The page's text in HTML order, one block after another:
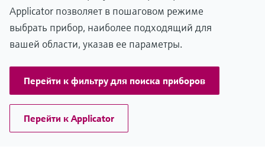
Applicator позволяет в пошаговом режиме
выбрать прибор, наиболее подходящий для
вашей области, указав ее параметры.
Перейти к фильтру для поиска приборов
Перейти к Applicator